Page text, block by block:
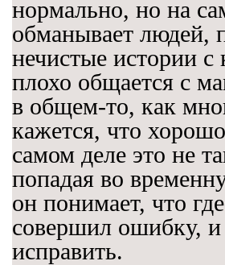
нормально, но на
обманывает людей,
нечистые истории с
плохо общается с
в общем-то, как
кажется, что
самом деле это не
попадая во
он понимает, что
совершил ошибку, и
исправить.